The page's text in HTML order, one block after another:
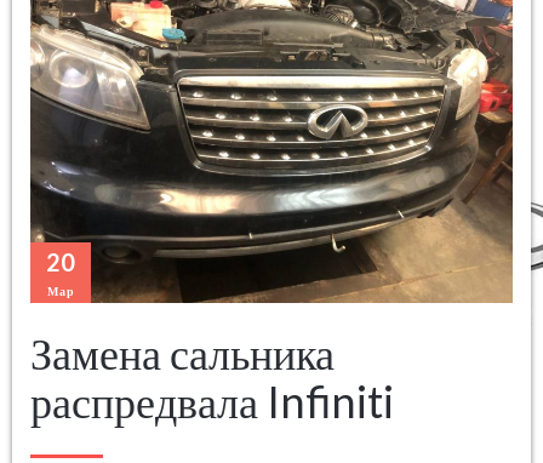
20
Мар
Замена сальника
распредвала Infiniti